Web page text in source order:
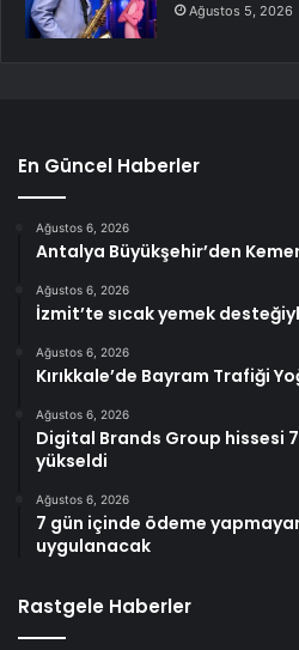
Ağustos 5, 2026
En Güncel Haberler
Ağustos 6, 2026
Antalya Büyükşehir’den
Ağustos 6, 2026
İzmit’te sıcak yemek
Ağustos 6, 2026
Kırıkkale’de Bayram Trafiği
Ağustos 6, 2026
Digital Brands Group hissesi
yükseldi
Ağustos 6, 2026
7 gün içinde ödeme
uygulanacak
Rastgele Haberler